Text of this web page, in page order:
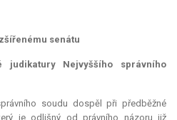
senátu
judikatury Nejvyššího správního
soudu dospěl při předběžné
je odlišný od právního názoru již